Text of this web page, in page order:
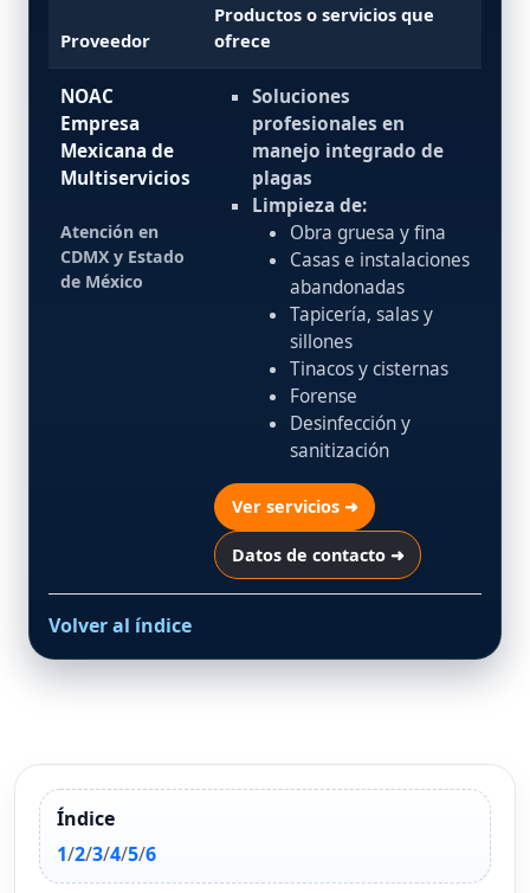
Proveedor
Productos o servicios que
ofrece
NOAC
Empresa
Mexicana de
Multiservicios
Atención en
CDMX y Estado
de México
Soluciones
profesionales en
manejo integrado de
plagas
Limpieza de:
Obra gruesa y fina
Casas e instalaciones
abandonadas
Tapicería, salas y
sillones
Tinacos y cisternas
Forense
Desinfección y
sanitización
Ver servicios ➜
Datos de contacto ➜
Volver al índice
Índice
1/2/3/4/5/6